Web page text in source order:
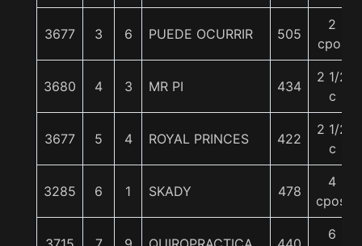
3677 3 6 PUEDE OCURRIR 505
2
cpos
3680 4 3 MR PI 434
2 1/2
c
3677 5 4 ROYAL PRINCES 422
2 1/2
c
3285 6 1 SKADY 478
4
cpos.
6